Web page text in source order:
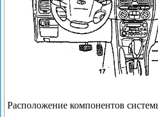
Расположение компонентов